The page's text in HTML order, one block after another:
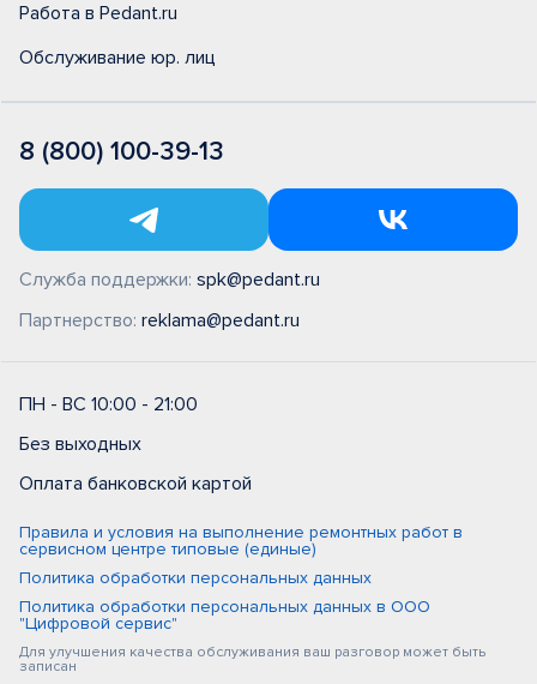
Работа в Pedant.ru
Обслуживание юр. лиц
8 (800) 100-39-13
Служба поддержки: spk@pedant.ru
Партнерство: reklama@pedant.ru
ПН - ВС 10:00 - 21:00
Без выходных
Оплата банковской картой
Правила и условия на выполнение ремонтных работ в
сервисном центре типовые (единые)
Политика обработки персональных данных
Политика обработки персональных данных в ООО
"Цифровой сервис"
Для улучшения качества обслуживания ваш разговор может быть
записан